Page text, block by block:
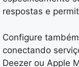
respostas e
Configure
conectando
Deezer ou Apple